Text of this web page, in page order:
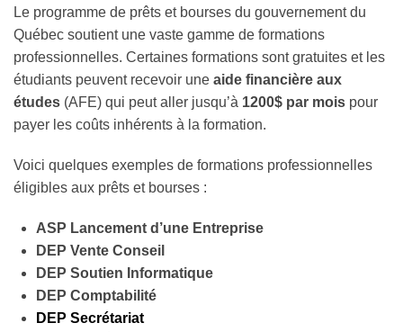
Le programme de prêts et bourses du gouvernement du
Québec soutient une vaste gamme de formations
professionnelles. Certaines formations sont gratuites et les
étudiants peuvent recevoir une aide financière aux
études (AFE) qui peut aller jusqu’à 1200$ par mois pour
payer les coûts inhérents à la formation.
Voici quelques exemples de formations professionnelles
éligibles aux prêts et bourses :
ASP Lancement d’une Entreprise
DEP Vente Conseil
DEP Soutien Informatique
DEP Comptabilité
DEP Secrétariat